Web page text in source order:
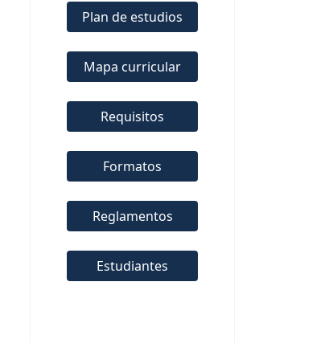
Plan de estudios
Mapa curricular
Requisitos
Formatos
Reglamentos
Estudiantes